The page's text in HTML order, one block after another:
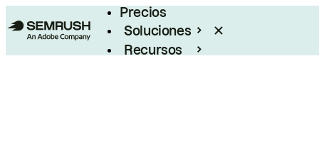
Precios
Soluciones
Recursos